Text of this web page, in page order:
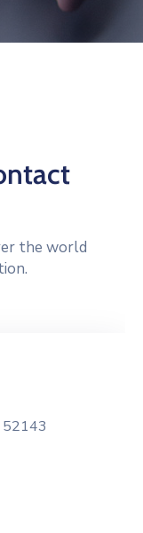
the world
52143